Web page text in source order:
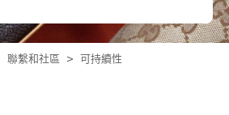
聯繫和社區 可持續性